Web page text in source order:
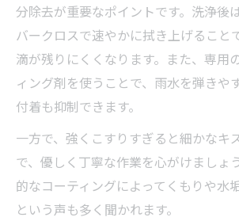
分除去が重要なポイントです。洗浄後
バークロスで速やかに拭き上げること
滴が残りにくくなります。また、専用
ィング剤を使うことで、雨水を弾きや
付着も抑制できます。
一方で、強くこすりすぎると細かなキ
で、優しく丁寧な作業を心がけましょ
的なコーティングによってくもりや水
という声も多く聞かれます。